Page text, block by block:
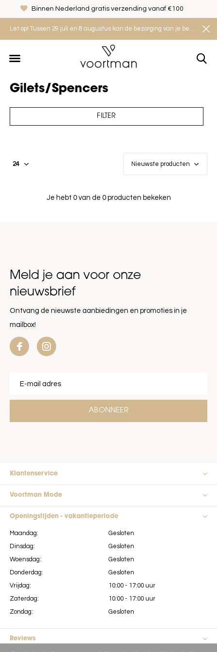
Let op! Tussen 29 juli en 8 augustus kan de bezorging van je bestelling iets langer duren. Houd rekening met een levertijd van 2 tot 4 werkdagen.
Binnen Nederland gratis verzending vanaf €100
Gilets/Spencers
FILTER
Je hebt 0 van de 0 producten bekeken
Meld je aan voor onze
nieuwsbrief
Ontvang de nieuwste aanbiedingen en promoties in je
mailbox!
ABONNEER
Klantenservice
Voortman Mode
Openingstijden - vakantieperiode
Maandag:
Dinsdag:
Woensdag:
Donderdag:
Vrijdag:
Zaterdag:
Zondag:
Gesloten
Gesloten
Gesloten
Gesloten
10:00 - 17:00 uur
10:00 - 17:00 uur
Gesloten
Reviews